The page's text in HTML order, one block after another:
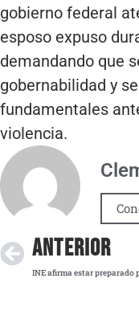
gobierno federal
esposo expuso
demandando que
gobernabilidad y
fundamentales
violencia.
ANTERIOR